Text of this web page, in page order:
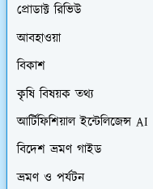
প্রোডাক্ট রিভিউ
আবহাওয়া
বিকাশ
কৃষি বিষয়ক তথ্য
আর্টিফিশিয়াল ইন্টেলিজেন্স AI
বিদেশ ভ্রমণ গাইড
ভ্রমণ ও পর্যটন